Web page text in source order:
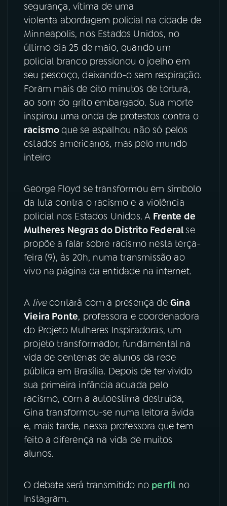
08 FESTIVAL DE MÚSICA
ACOMPANHE A RÁDIO NACIONAL
Facebook
Instagram X
TikTok
segurança, vítima de uma
violenta abordagem policial na cidade de
Minneapolis, nos Estados Unidos, no
último dia 25 de maio, quando um
policial branco pressionou o joelho em
seu pescoço, deixando-o sem respiração.
Foram mais de oito minutos de tortura,
ao som do grito embargado. Sua morte
inspirou uma onda de protestos contra o
racismoque se espalhou não só pelos
estados americanos, mas pelo mundo
inteiro
George Floyd se transformou em símbolo
da luta contra o racismo e a violência
policial nos Estados Unidos. A Frente de
Mulheres Negras do Distrito Federalse
propõe a falar sobre racismo nesta terça-
feira (9), às 20h, numa transmissão ao
vivo na página da entidade na internet.
A livecontará com a presença de Gina
Vieira Ponte, professora e coordenadora
do Projeto Mulheres Inspiradoras, um
projeto transformador, fundamental na
vida de centenas de alunos da rede
pública em Brasília. Depois de ter vivido
sua primeira infância acuada pelo
racismo, com a autoestima destruída,
Gina transformou-se numa leitora ávida
e, mais tarde, nessa professora que tem
feito a diferença na vida de muitos
alunos.
O debate será transmitido no perfil no
Instagram.